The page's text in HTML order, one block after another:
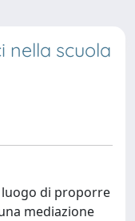
nella scuola
di proporre
mediazione